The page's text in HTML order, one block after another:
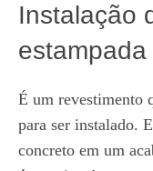
Instalação
estampada
É um revestimento
para ser instalado.
concreto em um